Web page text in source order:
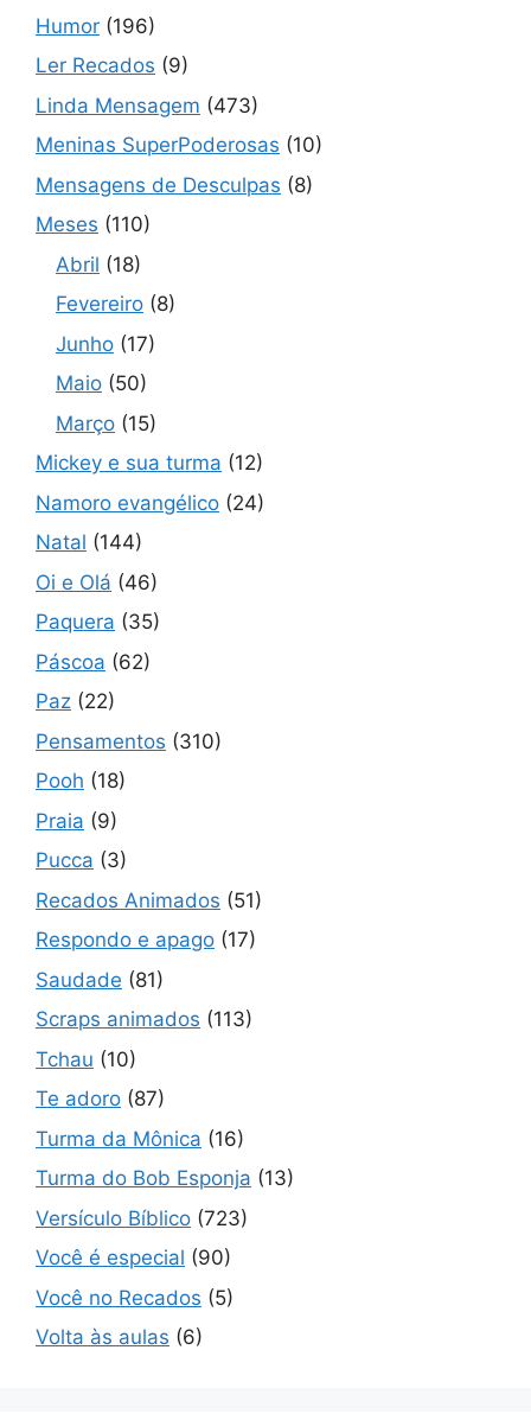
Humor (196)
Ler Recados (9)
Linda Mensagem (473)
Meninas SuperPoderosas (10)
Mensagens de Desculpas (8)
Meses (110)
Abril (18)
Fevereiro (8)
Junho (17)
Maio (50)
Março (15)
Mickey e sua turma (12)
Namoro evangélico (24)
Natal (144)
Oi e Olá (46)
Paquera (35)
Páscoa (62)
Paz (22)
Pensamentos (310)
Pooh (18)
Praia (9)
Pucca (3)
Recados Animados (51)
Respondo e apago (17)
Saudade (81)
Scraps animados (113)
Tchau (10)
Te adoro (87)
Turma da Mônica (16)
Turma do Bob Esponja (13)
Versículo Bíblico (723)
Você é especial (90)
Você no Recados (5)
Volta às aulas (6)